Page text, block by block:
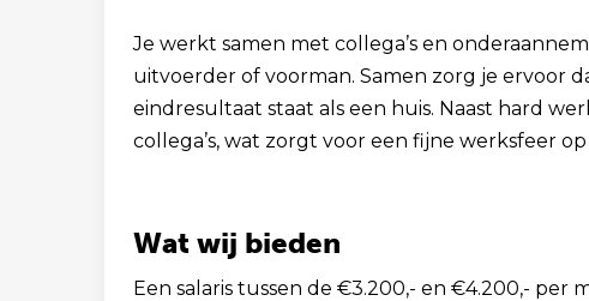
Je werkt samen met collega’s en
uitvoerder of voorman. Samen zorg je ervoor
eindresultaat staat als een huis. Naast hard
collega’s, wat zorgt voor een fijne werksfeer
Wat wij bieden
Een salaris tussen de €3.200,- en €4.200,- per